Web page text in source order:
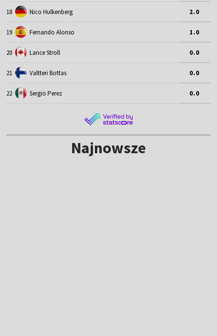
18 Nico Hulkenberg 2.0
19 Fernando Alonso 1.0
20 Lance Stroll 0.0
21 Valtteri Bottas 0.0
22 Sergio Perez 0.0
Najnowsze